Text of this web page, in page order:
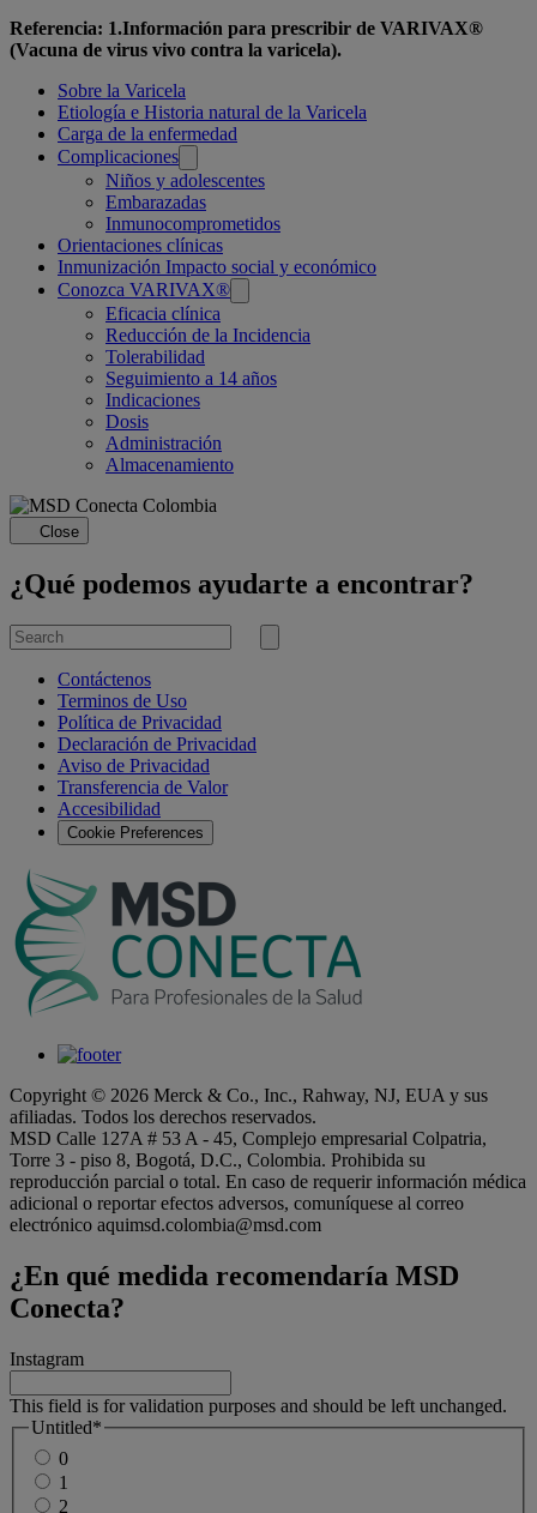
Referencia: 1.Información para prescribir de VARIVAX®
(Vacuna de virus vivo contra la varicela).
Related
pages
Sobre la Varicela
Etiología e Historia natural de la Varicela
Carga de la enfermedad
Complicaciones
Niños y adolescentes
Embarazadas
Inmunocomprometidos
Orientaciones clínicas
Inmunización Impacto social y económico
Conozca VARIVAX®
Eficacia clínica
Reducción de la Incidencia
Tolerabilidad
Seguimiento a 14 años
Indicaciones
Dosis
Administración
Almacenamiento
Close
¿Qué podemos ayudarte a encontrar?
Search
for
Submit
Contáctenos
Terminos de Uso
Política de Privacidad
Declaración de Privacidad
Aviso de Privacidad
Transferencia de Valor
Accesibilidad
Cookie Preferences
Copyright © 2026 Merck & Co., Inc., Rahway, NJ, EUA y sus
afiliadas. Todos los derechos reservados.
MSD Calle 127A # 53 A - 45, Complejo empresarial Colpatria,
Torre 3 - piso 8, Bogotá, D.C., Colombia. Prohibida su
reproducción parcial o total. En caso de requerir información médica
adicional o reportar efectos adversos, comuníquese al correo
electrónico aquimsd.colombia@msd.com
¿En qué medida recomendaría MSD
Conecta?
Instagram
This field is for validation purposes and should be left unchanged.
Untitled*
0
1
2